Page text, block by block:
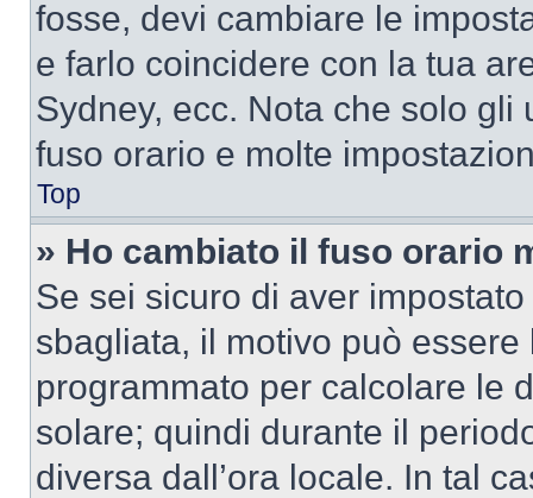
fosse, devi cambiare le
e farlo coincidere con la tua
Sydney, ecc. Nota che solo
fuso orario e molte
Top
» Ho cambiato il fuso orario
Se sei sicuro di aver
sbagliata, il motivo può essere
programmato per calcolare le
solare; quindi durante il
diversa dall’ora locale. In tal